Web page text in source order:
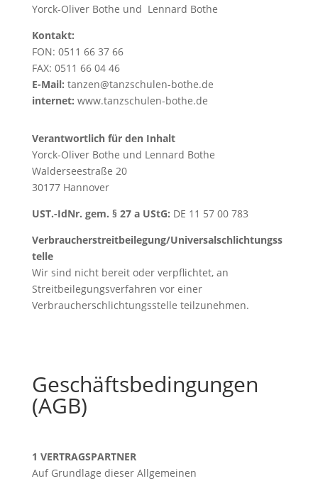
Yorck-Oliver Bothe und Lennard Bothe
Kontakt:
FON: 0511 66 37 66
FAX: 0511 66 04 46
E-Mail: tanzen@tanzschulen-bothe.de
internet: www.tanzschulen-bothe.de
Verantwortlich für den Inhalt
Yorck-Oliver Bothe und Lennard Bothe
Walderseestraße 20
30177 Hannover
UST.-IdNr. gem. § 27 a UStG: DE 11 57 00 783
Verbraucherstreitbeilegung/Universalschlichtungss
telle
Wir sind nicht bereit oder verpflichtet, an
Streitbeilegungsverfahren vor einer
Verbraucherschlichtungsstelle teilzunehmen.
Geschäftsbedingungen
(AGB)
1 VERTRAGSPARTNER
Auf Grundlage dieser Allgemeinen